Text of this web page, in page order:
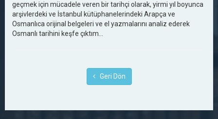
geçmek için mücadele veren bir tarihçi olarak, yirmi yıl boyunca
arşivlerdeki ve İstanbul kütüphanelerindeki Arapça ve
Osmanlıca orijinal belgeleri ve el yazmalarını analiz ederek
Osmanlı tarihini keşfe çıktım...
Geri Dön